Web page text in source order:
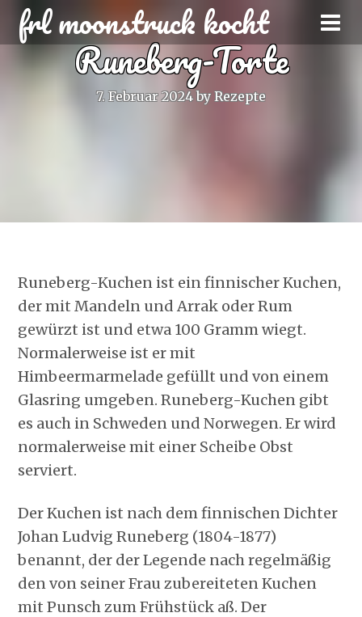
frl moonstruck kocht
Runeberg-Torte
7. Februar 2024 by Rezepte
Runeberg-Kuchen ist ein finnischer Kuchen,
der mit Mandeln und Arrak oder Rum
gewürzt ist und etwa 100 Gramm wiegt.
Normalerweise ist er mit
Himbeermarmelade gefüllt und von einem
Glasring umgeben. Runeberg-Kuchen gibt
es auch in Schweden und Norwegen. Er wird
normalerweise mit einer Scheibe Obst
serviert.
Der Kuchen ist nach dem finnischen Dichter
Johan Ludvig Runeberg (1804-1877)
benannt, der der Legende nach regelmäßig
den von seiner Frau zubereiteten Kuchen
mit Punsch zum Frühstück aß. Der